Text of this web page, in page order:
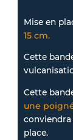
Mise en
15 cm.
Cette
Cette
une
conviendra
place.